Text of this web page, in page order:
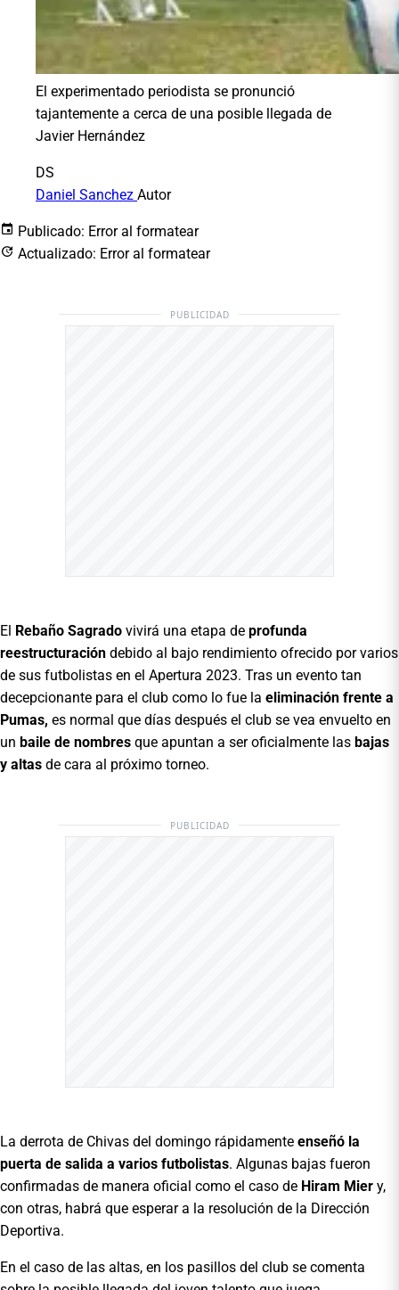
El experimentado periodista se pronunció
tajantemente a cerca de una posible llegada de
Javier Hernández
DS
Daniel Sanchez Autor
Publicado: Error al formatear
Actualizado: Error al formatear
PUBLICIDAD
El Rebaño Sagrado vivirá una etapa de profunda
reestructuración debido al bajo rendimiento ofrecido por varios
de sus futbolistas en el Apertura 2023. Tras un evento tan
decepcionante para el club como lo fue la eliminación frente a
Pumas, es normal que días después el club se vea envuelto en
un baile de nombres que apuntan a ser oficialmente las bajas
y altas de cara al próximo torneo.
PUBLICIDAD
La derrota de Chivas del domingo rápidamente enseñó la
puerta de salida a varios futbolistas. Algunas bajas fueron
confirmadas de manera oficial como el caso de Hiram Mier y,
con otras, habrá que esperar a la resolución de la Dirección
Deportiva.
En el caso de las altas, en los pasillos del club se comenta